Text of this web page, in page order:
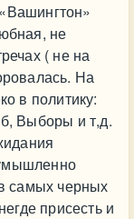
не
( не на
На
в политику:
Выборы и т,д.
самых черных
присесть и